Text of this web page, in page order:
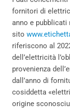
fornitori di
anno e pubblicati
sito
riferiscono al
dell’elettricità
provenienza
dall’anno di
cosiddetta
origine